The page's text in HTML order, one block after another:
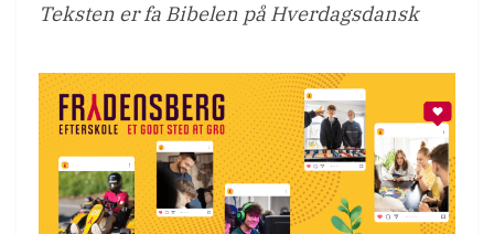
Teksten er fa Bibelen på Hverdagsdansk